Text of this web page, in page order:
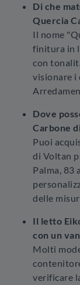
Di che
Quercia
Il nome
finitura in
con
visionare i
Dove
Carbone
Puoi
di Voltan
Palma, 83
delle
Il letto
con un
Molti
verificare